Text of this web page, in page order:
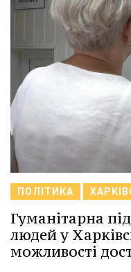
ПОЛІТИКА
Гуманітарна
людей у
можливості